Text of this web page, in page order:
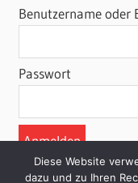
Benutzername oder
Passwort
Diese Website
dazu und zu Ihren